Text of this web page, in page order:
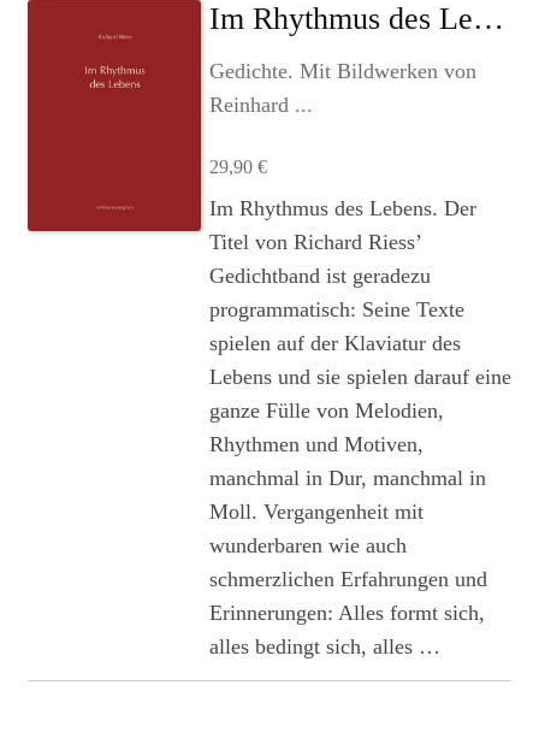
Agenturleistungen
c
c
o
u
Im Rhythmus des Lebens
Gedichte. Mit Bildwerken von
Reinhard ...
29,90 €
Im Rhythmus des Lebens. Der
Titel von Richard Riess’
Gedichtband ist geradezu
programmatisch: Seine Texte
spielen auf der Klaviatur des
Lebens und sie spielen darauf eine
ganze Fülle von Melodien,
Rhythmen und Motiven,
manchmal in Dur, manchmal in
Moll. Vergangenheit mit
wunderbaren wie auch
schmerzlichen Erfahrungen und
Erinnerungen: Alles formt sich,
alles bedingt sich, alles …